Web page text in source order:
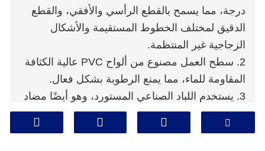
درجة، مما يسمح بالقطع الرأسي والأفقي، والقطع
الدقيق لمختلف الخطوط المستقيمة والأشكال
الزجاجية غير المنتظمة.
2. سطح العمل مصنوع من ألواح PVC عالية الكثافة
المقاومة للماء، مما يمنع الرطوبة بشكل فعال.
3. يستخدم اللباد الصناعي المستورد، وهو أيضًا مضاد
للكهرباء الساكنة، مما يقلل من خطر خدش الزجاج.